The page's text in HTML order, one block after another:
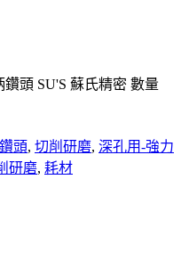
鑽頭 SU'S 蘇氏精密 數量
頭, 切削研磨, 深孔用-強力
研磨, 耗材